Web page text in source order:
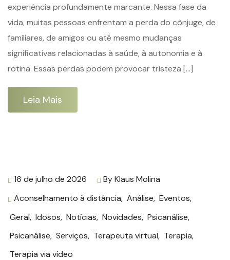
experiência profundamente marcante. Nessa fase da
vida, muitas pessoas enfrentam a perda do cônjuge, de
familiares, de amigos ou até mesmo mudanças
significativas relacionadas à saúde, à autonomia e à
rotina. Essas perdas podem provocar tristeza […]
Leia Mais
16 de julho de 2026 ByKlaus Molina
Aconselhamento à distância, Análise, Eventos,
Geral, Idosos, Notícias, Novidades, Psicanálise,
Psicanálise, Serviços, Terapeuta virtual, Terapia,
Terapia via vídeo